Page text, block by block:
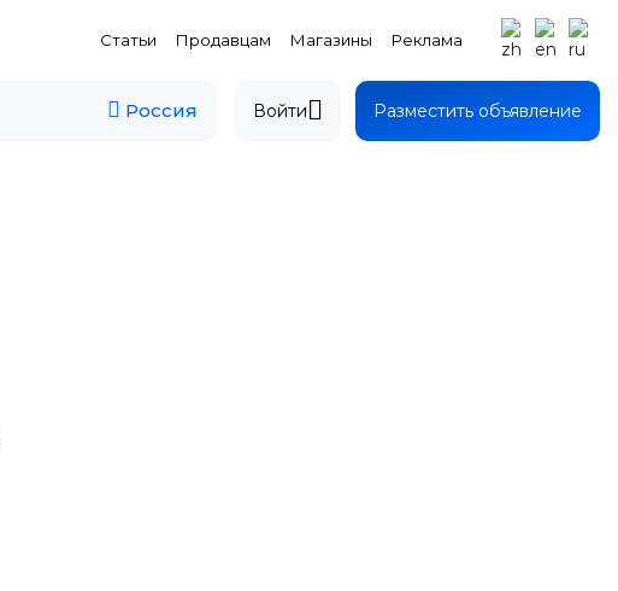
Статьи Продавцам Магазины Реклама
Россия Войти Разместить объявление